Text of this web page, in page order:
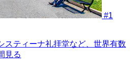
#1
スティーナ礼拝堂など、世界有数
見る